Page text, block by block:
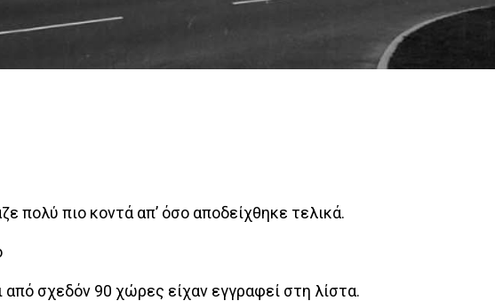
πολύ πιο κοντά απ’ όσο αποδείχθηκε τελικά.
σχεδόν 90 χώρες είχαν εγγραφεί στη λίστα.